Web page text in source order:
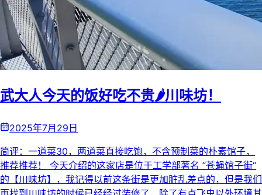
武大人今天的饭好吃不贵🌶️川味坊！
2025年7月29日
简评：一道菜30，两道菜直接吃饱，不含预制菜的朴素馆子，
推荐推荐！ 今天介绍的这家店是位于工学部著名 ”苍蝇馆子街“
的【川味坊】，我记得以前这条街是更加脏乱差点的，但是我们